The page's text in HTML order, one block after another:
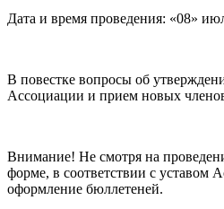
Дата и время проведения: «08»
В повестке вопросы об
Ассоциации и прием новых
Внимание! Не смотря на
форме, в соответствии с уставом
оформление бюллетеней.